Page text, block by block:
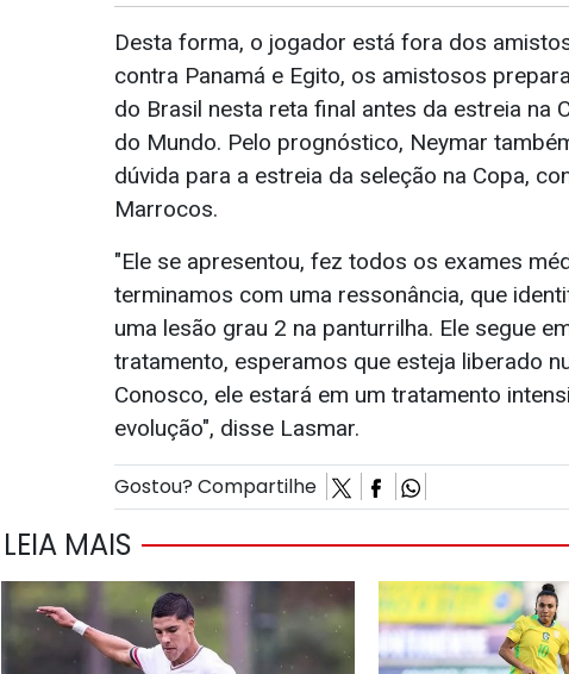
Desta forma, o jogador está fora dos
contra Panamá e Egito, os amistosos
do Brasil nesta reta final antes da estreia na
do Mundo. Pelo prognóstico, Neymar
dúvida para a estreia da seleção na Copa,
Marrocos.
"Ele se apresentou, fez todos os exames
terminamos com uma ressonância, que
uma lesão grau 2 na panturrilha. Ele segue
tratamento, esperamos que esteja liberado
Conosco, ele estará em um tratamento
evolução", disse Lasmar.
Gostou? Compartilhe
LEIA MAIS